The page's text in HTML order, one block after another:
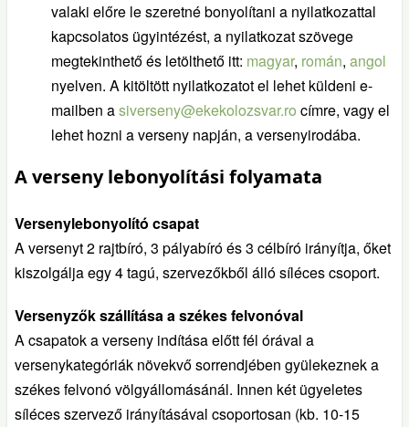
valaki előre le szeretné bonyolítani a nyilatkozattal
kapcsolatos ügyintézést, a nyilatkozat szövege
megtekinthető és letölthető itt: magyar, román, angol
nyelven. A kitöltött nyilatkozatot el lehet küldeni e-
mailben asiverseny@ekekolozsvar.ro címre, vagy el
lehet hozni a verseny napján, a versenyirodába.
A verseny lebonyolítási folyamata
Versenylebonyolító csapat
A versenyt 2 rajtbíró, 3 pályabíró és 3 célbíró irányítja, őket
kiszolgálja egy 4 tagú, szervezőkből álló síléces csoport.
Versenyzők szállítása a székes felvonóval
A csapatok a verseny indítása előtt fél órával a
versenykategóriák növekvő sorrendjében gyülekeznek a
székes felvonó völgyállomásánál. Innen két ügyeletes
síléces szervező irányításával csoportosan (kb. 10-15